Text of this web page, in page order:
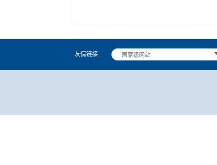
友情链接